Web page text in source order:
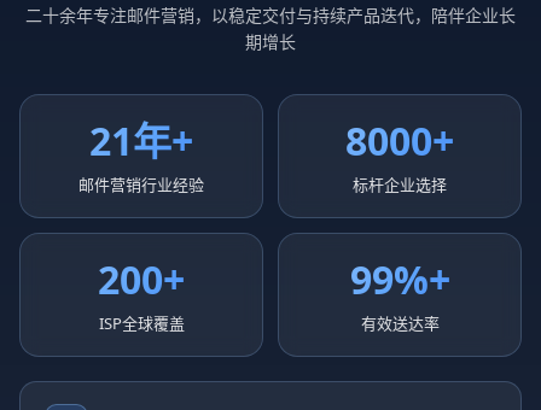
二十余年专注邮件营销，以稳定交付与持续产品迭代，陪伴企业长
期增长
21年+
邮件营销行业经验
8000+
标杆企业选择
200+
ISP全球覆盖
99%+
有效送达率